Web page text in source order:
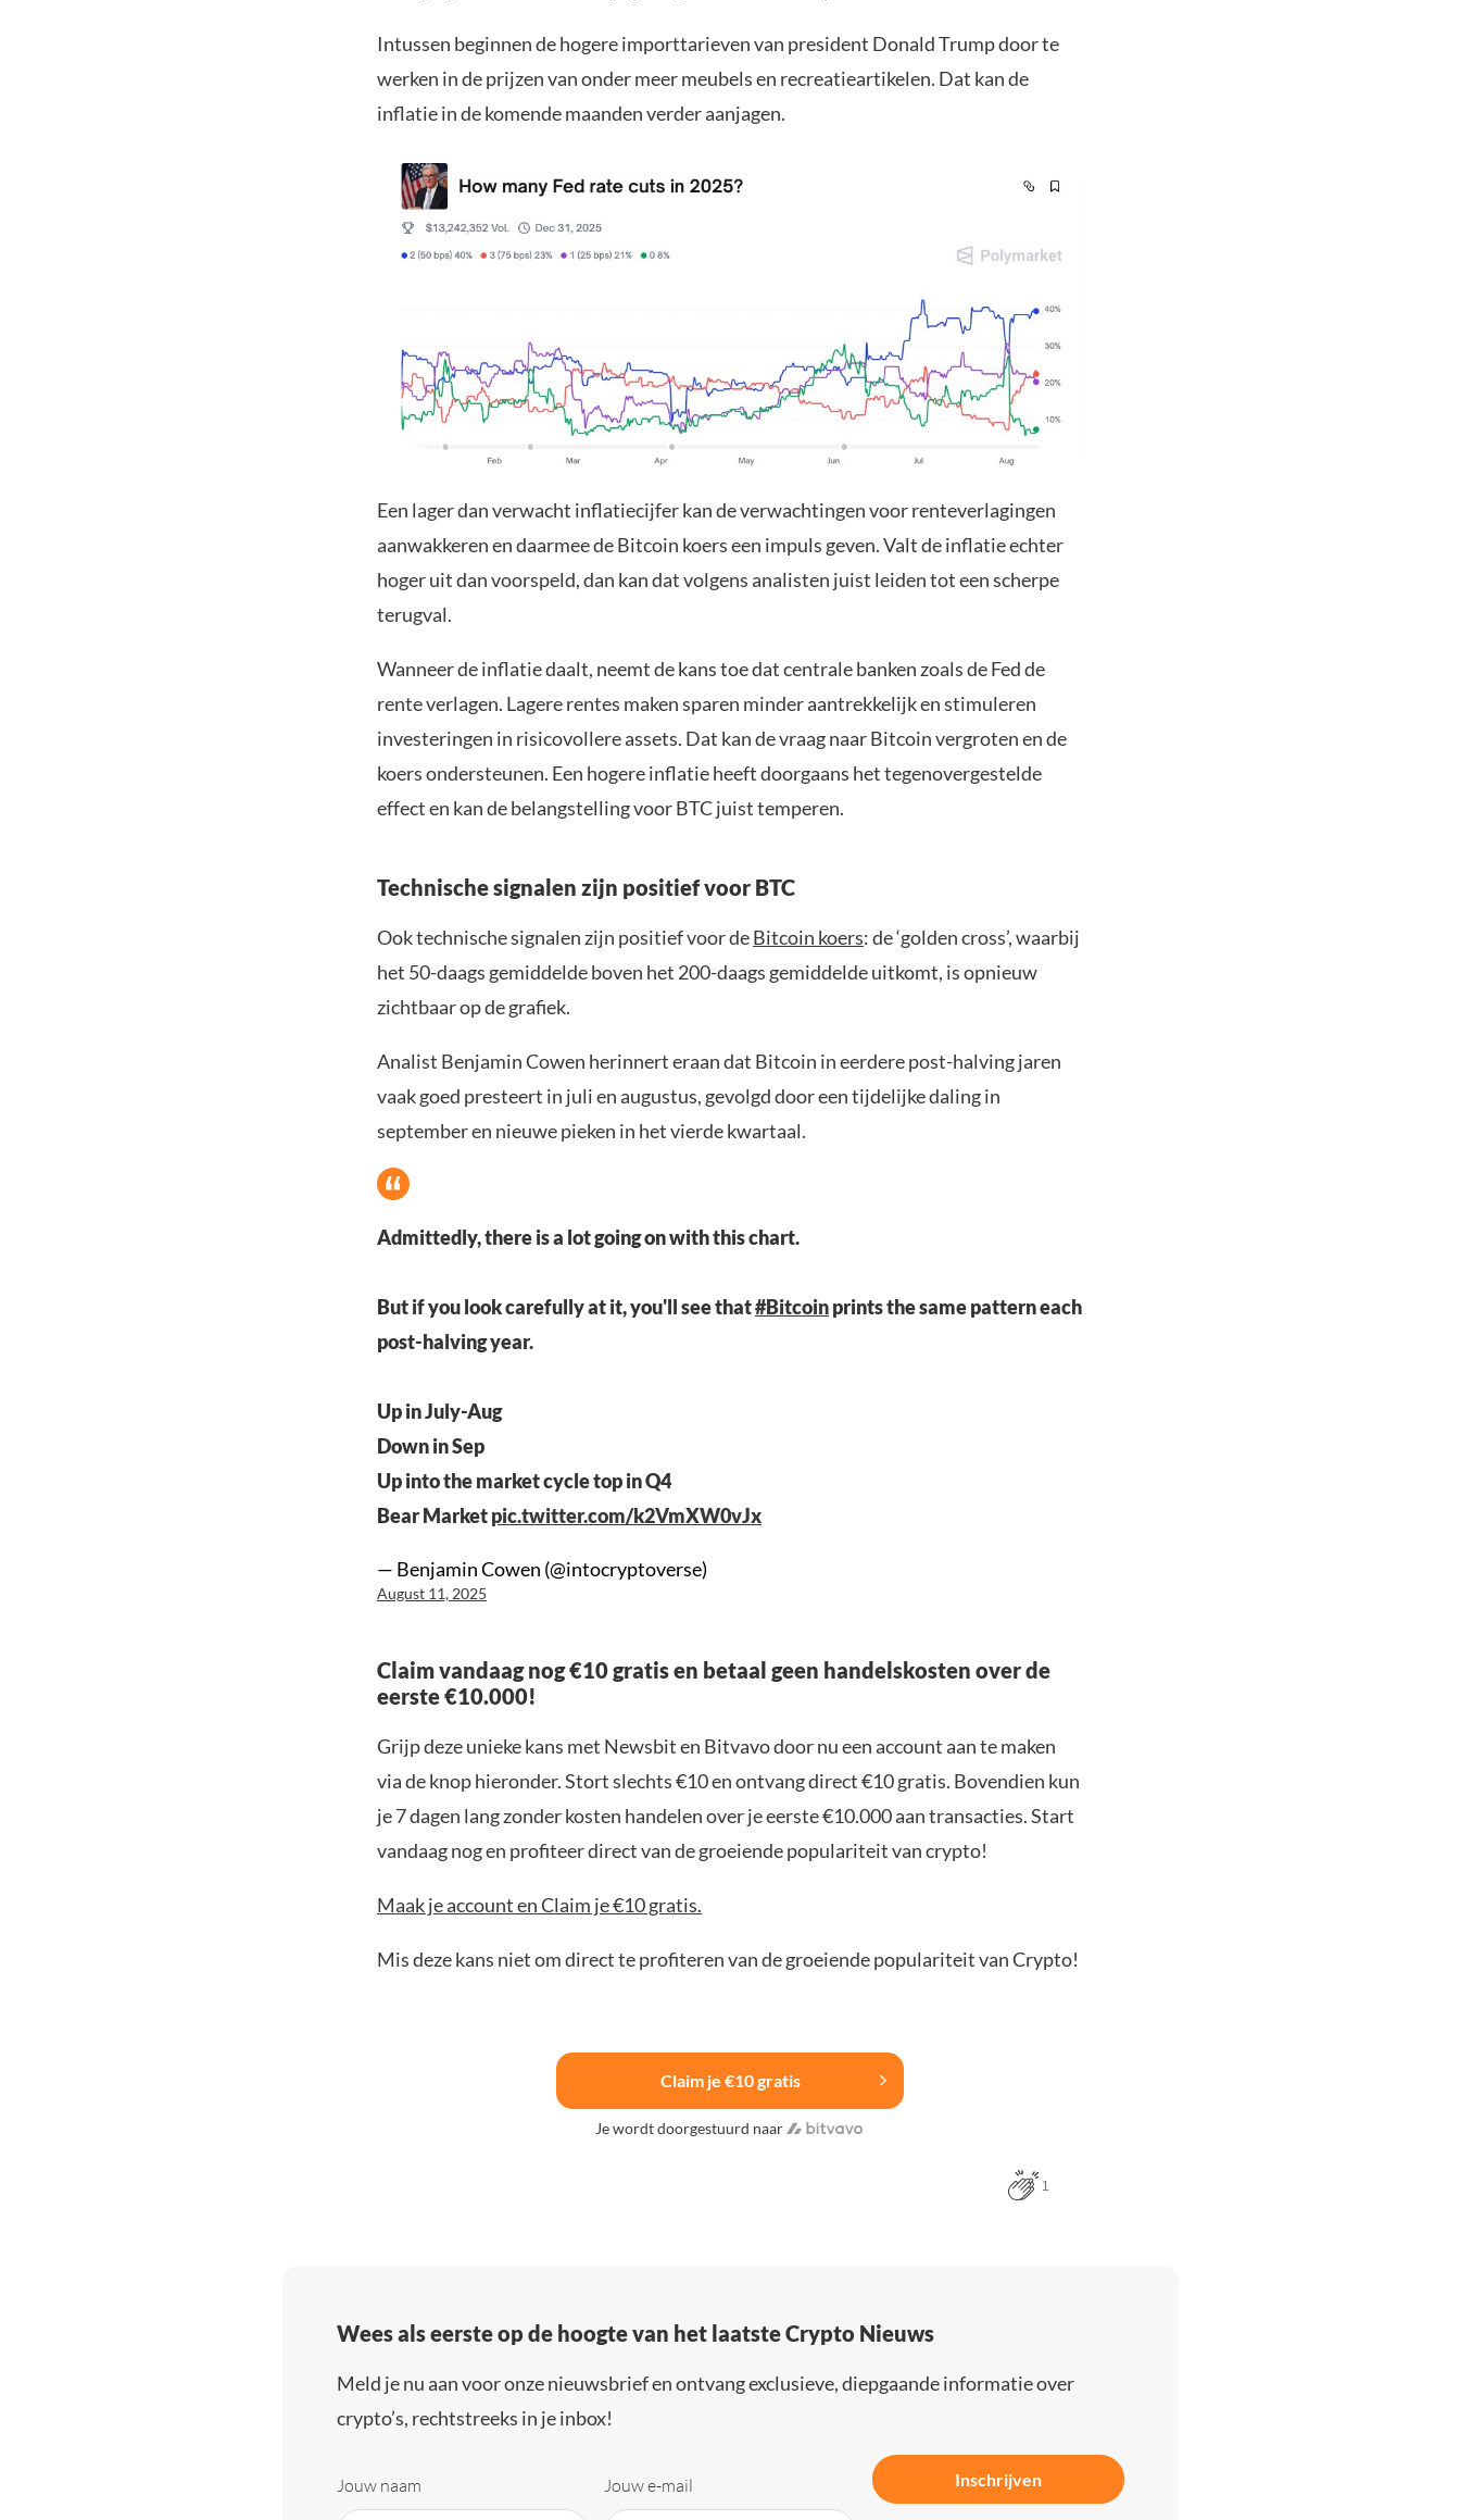
Intussen beginnen de hogere importtarieven van president Donald Trump door te
werken in de prijzen van onder meer meubels en recreatieartikelen. Dat kan de
inflatie in de komende maanden verder aanjagen.
Een lager dan verwacht inflatiecijfer kan de verwachtingen voor renteverlagingen
aanwakkeren en daarmee de Bitcoin koers een impuls geven. Valt de inflatie echter
hoger uit dan voorspeld, dan kan dat volgens analisten juist leiden tot een scherpe
terugval.
Wanneer de inflatie daalt, neemt de kans toe dat centrale banken zoals de Fed de
rente verlagen. Lagere rentes maken sparen minder aantrekkelijk en stimuleren
investeringen in risicovollere assets. Dat kan de vraag naar Bitcoin vergroten en de
koers ondersteunen. Een hogere inflatie heeft doorgaans het tegenovergestelde
effect en kan de belangstelling voor BTC juist temperen.
Technische signalen zijn positief voor BTC
Ook technische signalen zijn positief voor deBitcoin koers: de ‘golden cross’, waarbij
het 50-daags gemiddelde boven het 200-daags gemiddelde uitkomt, is opnieuw
zichtbaar op de grafiek.
Analist Benjamin Cowen herinnert eraan dat Bitcoin in eerdere post-halving jaren
vaak goed presteert in juli en augustus, gevolgd door een tijdelijke daling in
september en nieuwe pieken in het vierde kwartaal.
Admittedly, there is a lot going on with this chart.
But if you look carefully at it, you'll see that#Bitcoinprints the same pattern each
post-halving year.
Up in July-Aug
Down in Sep
Up into the market cycle top in Q4
Bear Marketpic.twitter.com/k2VmXW0vJx
— Benjamin Cowen (@intocryptoverse)
August 11, 2025
Claim vandaag nog €10 gratis en betaal geen handelskosten over de
eerste €10.000!
Grijp deze unieke kans met Newsbit en Bitvavo door nu een account aan te maken
via de knop hieronder. Stort slechts €10 en ontvang direct €10 gratis. Bovendien kun
je 7 dagen lang zonder kosten handelen over je eerste €10.000 aan transacties. Start
vandaag nog en profiteer direct van de groeiende populariteit van crypto!
Maak je account en Claim je €10 gratis.
Mis deze kans niet om direct te profiteren van de groeiende populariteit van Crypto!
Claim je €10 gratis
Je wordt doorgestuurd naar
1
Wees als eerste op de hoogte van het laatste Crypto Nieuws
Meld je nu aan voor onze nieuwsbrief en ontvang exclusieve, diepgaande informatie over
crypto’s, rechtstreeks in je inbox!
Jouw naam Jouw e-mail Inschrijven